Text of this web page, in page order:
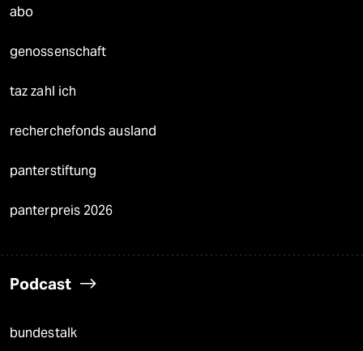
abo
genossenschaft
taz zahl ich
recherchefonds ausland
panterstiftung
panterpreis 2026
Podcast
bundestalk